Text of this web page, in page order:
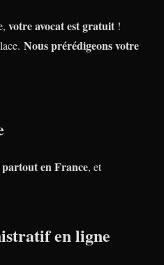
votre avocat est gratuit !
Nous prérédigeons votre
partout en France, et
en ligne